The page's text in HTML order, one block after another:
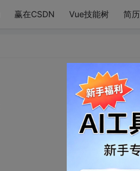
赢在CSDN Vue技能树 简